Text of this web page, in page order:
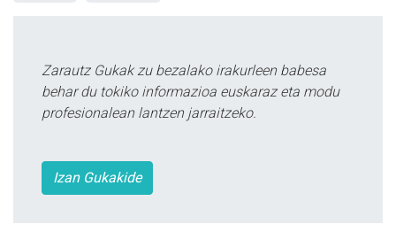
Zarautz Gukak zu bezalako irakurleen babesa
behar du tokiko informazioa euskaraz eta modu
profesionalean lantzen jarraitzeko.
Izan Gukakide